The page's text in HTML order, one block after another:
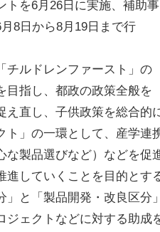
トを6月26日に実施、補助事
8日から8月19日まで行
ルドレンファースト」の
目指し、都政の政策全般を
え直し、子供政策を総合的
ト」の一環として、産学
な製品選びなど）などを
進していくことを目的とす
と「製品開発・改良区分
ジェクトなどに対する助成